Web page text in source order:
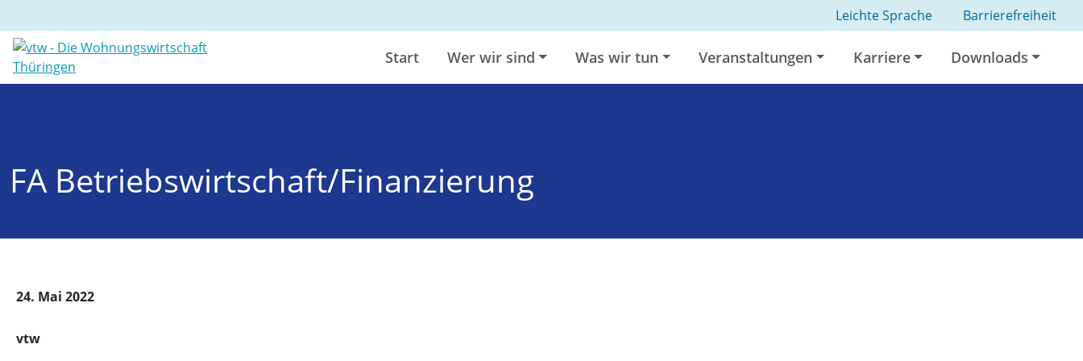
Leichte Sprache Barrierefreiheit
Start Wer wir sind Was wir tun Veranstaltungen Karriere Downloads
FA Betriebswirtschaft/Finanzierung
24. Mai 2022
vtw